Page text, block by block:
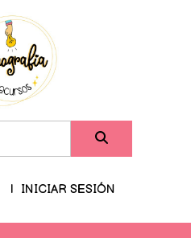
INICIAR SESIÓN